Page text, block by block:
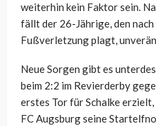
weiterhin kein Faktor sein.
fällt der 26-Jährige, den
Fußverletzung plagt,
Neue Sorgen gibt es
beim 2:2 im Revierderby
erstes Tor für Schalke
FC Augsburg seine